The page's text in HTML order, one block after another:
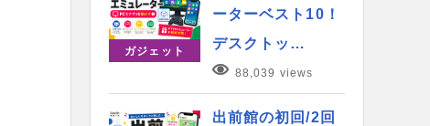
ガジェット
ーターベスト10！
デスクトッ…
88,039 views
出前館の初回/2回